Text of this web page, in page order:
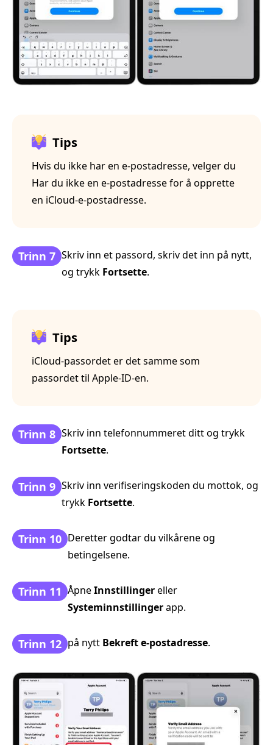
Tips
Hvis du ikke har en e‑postadresse, velger du
Har du ikke en e‑postadresse for å opprette
en iCloud‑e‑postadresse.
Trinn 7 Skriv inn et passord, skriv det inn på nytt,
og trykk Fortsette.
Tips
iCloud‑passordet er det samme som
passordet til Apple‑ID‑en.
Trinn 8 Skriv inn telefonnummeret ditt og trykk
Fortsette.
Trinn 9 Skriv inn verifiseringskoden du mottok, og
trykk Fortsette.
Trinn 10 Deretter godtar du vilkårene og
betingelsene.
Trinn 11 ÅpneInnstillingereller
Systeminnstillingerapp.
Trinn 12 på nytt Bekreft e-postadresse.